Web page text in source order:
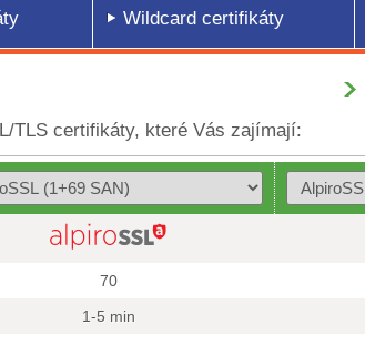
Wildcard certifikáty
TLS certifikáty, které Vás zajímají:
70
1-5 min